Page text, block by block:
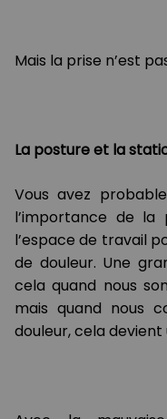
Mais la prise n’est
La posture et la
Vous avez
l’importance de la
l’espace de travail
de douleur. Une
cela quand nous
mais quand nous
douleur, cela